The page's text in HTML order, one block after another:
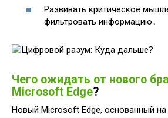
Развивать критическое
фильтровать информацию․
Чего ожидать от нового
Microsoft Edge?
Новый Microsoft Edge, основанный